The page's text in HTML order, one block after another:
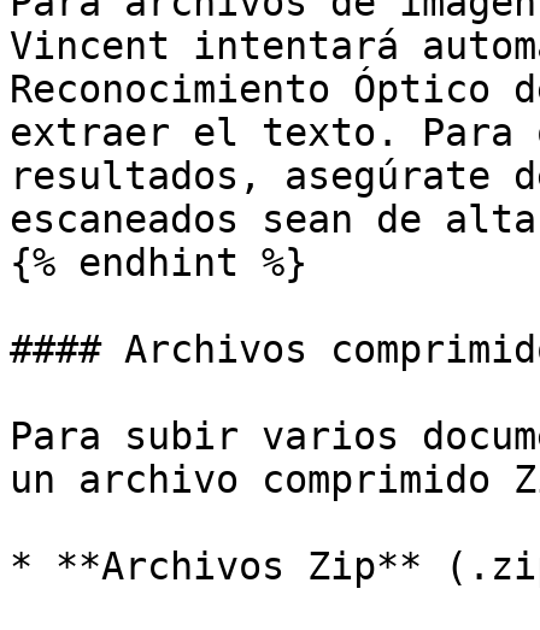
Vincent intentará
Reconocimiento Óptico
extraer el texto. Para
resultados, asegúrate
escaneados sean de
{% endhint %}
#### Archivos
Para subir varios
un archivo comprimido
* **Archivos Zip**